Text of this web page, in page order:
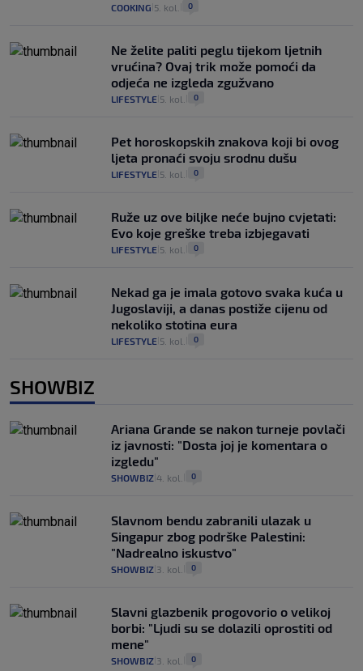
COOKING 5. kol. 0
Ne želite paliti peglu tijekom ljetnih
vrućina? Ovaj trik može pomoći da
odjeća ne izgleda zgužvano
LIFESTYLE 5. kol. 0
Pet horoskopskih znakova koji bi ovog
ljeta pronaći svoju srodnu dušu
LIFESTYLE 5. kol. 0
Ruže uz ove biljke neće bujno cvjetati:
Evo koje greške treba izbjegavati
LIFESTYLE 5. kol. 0
Nekad ga je imala gotovo svaka kuća u
Jugoslaviji, a danas postiže cijenu od
nekoliko stotina eura
LIFESTYLE 5. kol. 0
SHOWBIZ
Ariana Grande se nakon turneje povlači
iz javnosti: "Dosta joj je komentara o
izgledu"
SHOWBIZ 4. kol. 0
Slavnom bendu zabranili ulazak u
Singapur zbog podrške Palestini:
"Nadrealno iskustvo"
SHOWBIZ 3. kol. 0
Slavni glazbenik progovorio o velikoj
borbi: "Ljudi su se dolazili oprostiti od
mene"
SHOWBIZ 3. kol. 0